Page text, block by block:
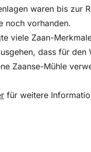
waren bis zur
noch vorhanden.
viele Zaan-
dass für den
Zaanse-Mühle
für weitere